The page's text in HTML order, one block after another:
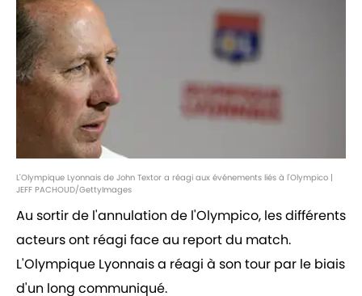
L'Olympique Lyonnais de John Textor a réagi aux événements liés à l'Olympico |
JEFF PACHOUD/GettyImages
Au sortir de l'annulation de l'Olympico, les différents
acteurs ont réagi face au report du match.
L'Olympique Lyonnais a réagi à son tour par le biais
d'un long communiqué.